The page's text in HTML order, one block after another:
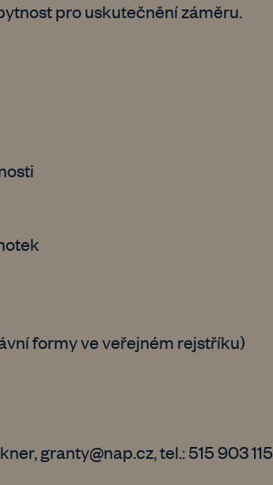
pro uskutečnění záměru.
formy ve veřejném rejstříku)
granty@nap.cz, tel.: 515 903 115